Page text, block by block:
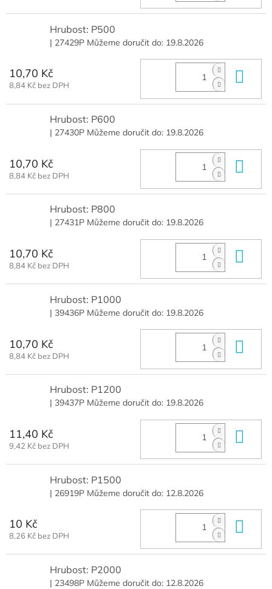
Hrubost: P500
| 27429P Můžeme doručit do: 19.8.2026
10,70 Kč
8,84 Kč bez DPH
Hrubost: P600
| 27430P Můžeme doručit do: 19.8.2026
10,70 Kč
8,84 Kč bez DPH
Hrubost: P800
| 27431P Můžeme doručit do: 19.8.2026
10,70 Kč
8,84 Kč bez DPH
Hrubost: P1000
| 39436P Můžeme doručit do: 19.8.2026
10,70 Kč
8,84 Kč bez DPH
Hrubost: P1200
| 39437P Můžeme doručit do: 19.8.2026
11,40 Kč
9,42 Kč bez DPH
Hrubost: P1500
| 26919P Můžeme doručit do: 12.8.2026
10 Kč
8,26 Kč bez DPH
Hrubost: P2000
| 23498P Můžeme doručit do: 12.8.2026